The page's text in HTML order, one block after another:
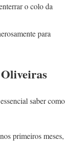
o colo da
para
saber como
primeiros meses,